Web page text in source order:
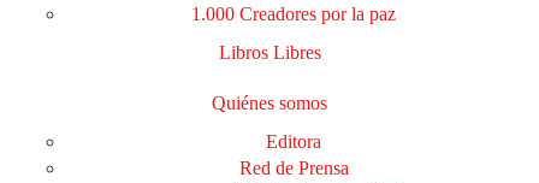
1.000 Creadores por la paz
Libros Libres
Quiénes somos
Editora
Red de Prensa